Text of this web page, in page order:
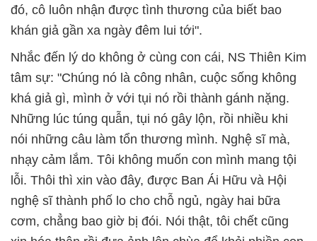
đó, cô luôn nhận được tình thương của biết bao
khán giả gần xa ngày đêm lui tới".
Nhắc đến lý do không ở cùng con cái, NS Thiên Kim
tâm sự: "Chúng nó là công nhân, cuộc sống không
khá giả gì, mình ở với tụi nó rồi thành gánh nặng.
Những lúc túng quẫn, tụi nó gây lộn, rồi nhiều khi
nói những câu làm tổn thương mình. Nghệ sĩ mà,
nhạy cảm lắm. Tôi không muốn con mình mang tội
lỗi. Thôi thì xin vào đây, được Ban Ái Hữu và Hội
nghệ sĩ thành phố lo cho chỗ ngủ, ngày hai bữa
cơm, chẳng bao giờ bị đói. Nói thật, tôi chết cũng